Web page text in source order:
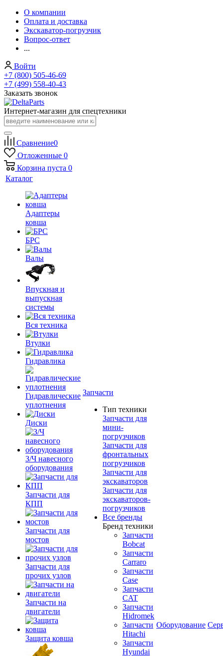
О компании
Оплата и доставка
Экскаватор-погрузчик
Вопрос-ответ
...
Войти
+7 (800) 505-46-69
+7 (499) 558-40-43
Заказать звонок
Интернет-магазин для спецтехники
Сравнение0
Отложенные 0
Корзина пуста 0
Каталог
Адаптеры
ковша
БРС
Валы
Впускная и
выпускная
системы
Вся техника
Втулки
Гидравлика
Гидравлические
уплотнения
Диски
З/Ч навесного
оборудования
Запчасти для
КПП
Запчасти для
мостов
Запчасти для
прочих узлов
Запчасти на
двигатели
Защита ковша
Запчасти
Тип техники
Запчасти для
мини-
погрузчиков
Запчасти для
фронтальных
погрузчиков
Запчасти для
экскаваторов
Запчасти для
экскаваторов-
погрузчиков
Все бренды
Бренд техники
Запчасти
Bobcat
Запчасти
Carraro
Запчасти
Case
Запчасти
CAT
Запчасти
Hidromek
Запчасти
Hitachi
Запчасти
Hyundai
Оборудование